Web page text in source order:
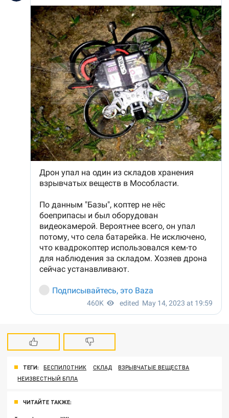
ТЕГИ: БЕСПИЛОТНИК СКЛАД
ВЗРЫВЧАТЫЕ ВЕЩЕСТВА
НЕИЗВЕСТНЫЙ БПЛА
ЧИТАЙТЕ ТАКЖЕ: